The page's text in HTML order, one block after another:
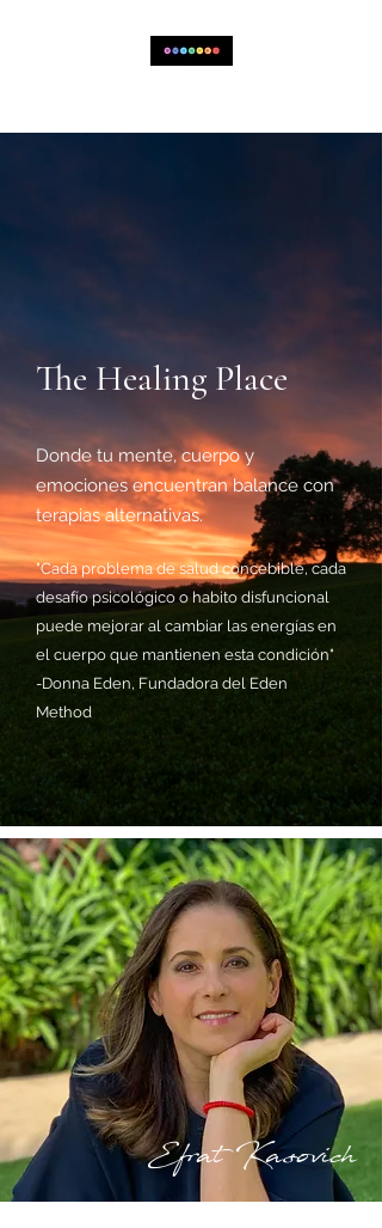
The Healing Place
Donde tu mente, cuerpo y
emociones encuentran balance con
terapias alternativas.
"Cada problema de salud concebible, cada
desafío psicológico o habito disfuncional
puede mejorar al cambiar las energías en
el cuerpo que mantienen esta condición"
-Donna Eden, Fundadora del Eden
Method
Efrat Kasovich